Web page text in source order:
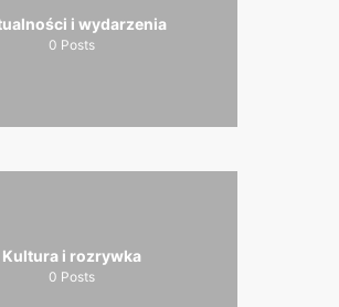
i wydarzenia
0 Posts
Kultura i rozrywka
0 Posts